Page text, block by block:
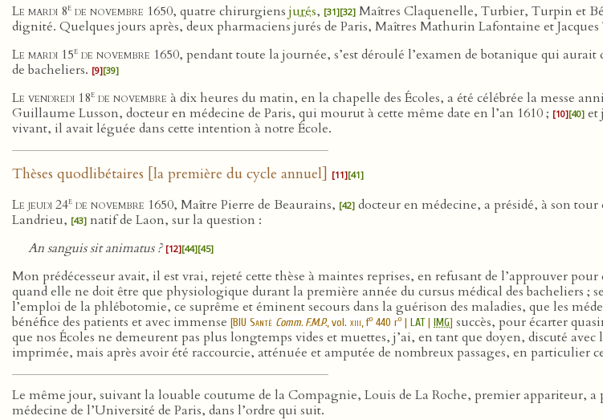
Le mardi 8e de novembre 1650, quatre chirurgiensjurés, [31][32] Maîtres Claquenelle, Turbier, Turpin et
dignité. Quelques jours après, deux pharmaciens jurés de Paris, Maîtres Mathurin Lafontaine et
Le mardi 15e de novembre 1650, pendant toute la journée, s’est déroulé l’examen de botanique qui
de bacheliers. [9][39]
Le vendredi 18e de novembre à dix heures du matin, en la chapelle des Écoles, a été célébrée la messe
Guillaume Lusson, docteur en médecine de Paris, qui mourut à cette même date en l’an 1610 ; [10][40] et
vivant, il avait léguée dans cette intention à notre École.
Thèses quodlibétaires [la première du cycle annuel] [11][41]
Le jeudi 24e de novembre 1650, Maître Pierre de Beaurains, [42] docteur en médecine, a présidé, à son
Landrieu, [43] natif de Laon, sur la question :
An sanguis sit animatus ? [12][44][45]
Mon prédécesseur avait, il est vrai, rejeté cette thèse à maintes reprises, en refusant de l’approuver
quand elle ne doit être que physiologique durant la première année du cursus médical des bacheliers
l’emploi de la phlébotomie, ce suprême et éminent secours dans la guérison des maladies, que les
bénéfice des patients et avec immense [BIU Santé Comm. F.M.P., vol. xiii, fo 440 ro | LAT| IMG] succès, pour écarter
que nos Écoles ne demeurent pas plus longtemps vides et muettes, j’ai, en tant que doyen, discuté
imprimée, mais après avoir été raccourcie, atténuée et amputée de nombreux passages, en particulier
Le même jour, suivant la louable coutume de la Compagnie, Louis de La Roche, premier appariteur, a
médecine de l’Université de Paris, dans l’ordre qui suit.